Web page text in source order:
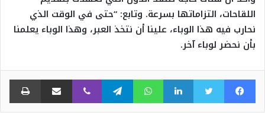
اللقاحات، التزاماتها بسرعة. وتابع: “حتى في الوقت الذي
نحارب فيه هذا الوباء، علينا أن نتخذ العبر، وهذا الوباء يعلمنا
بأن نحضر لوباء آخر.
فيسبوكتويتر لينكدإنواتساب تيلقرام ڤايبر مشاركة عبر البريد